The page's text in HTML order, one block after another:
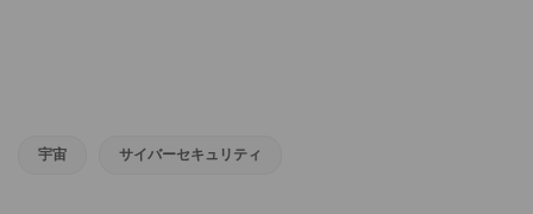
宇宙 サイバーセキュリティ